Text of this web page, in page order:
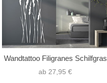
Wandtattoo Filigranes Schilfgras
ab 27,95 €